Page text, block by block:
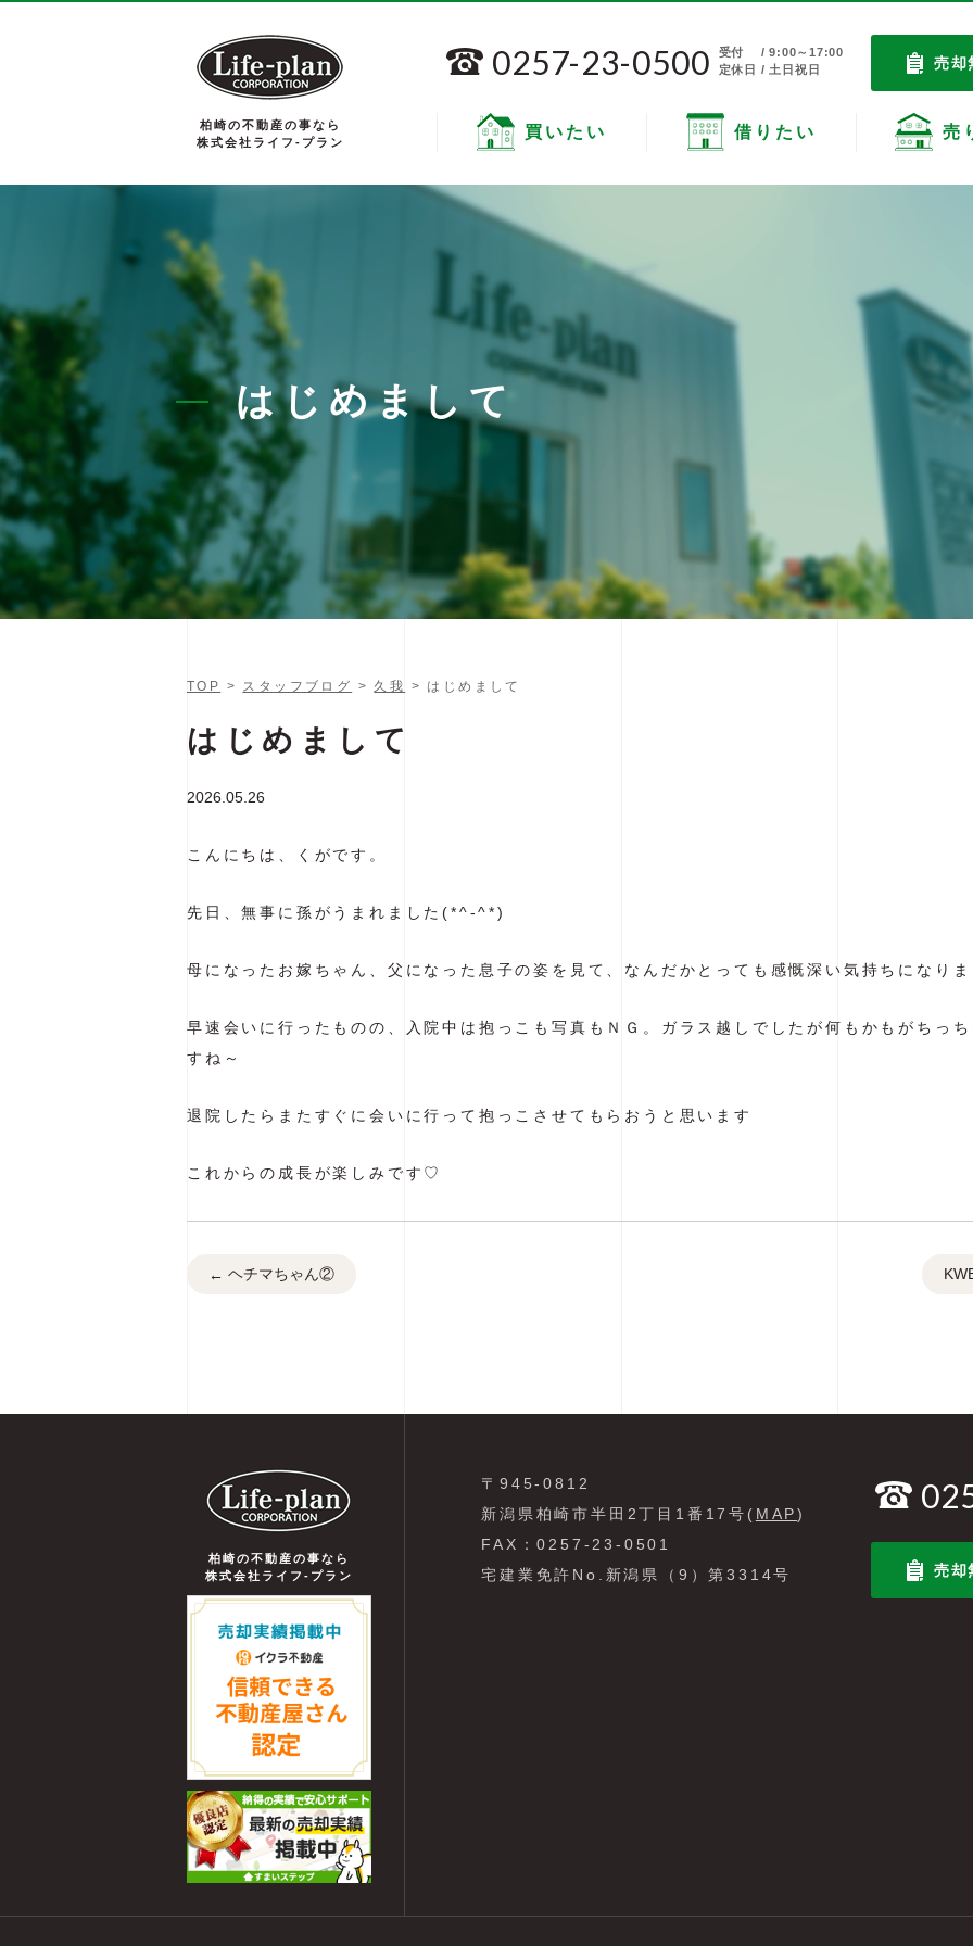
柏崎の不動産の事なら
株式会社ライフ-プラン
0257-23-0500 受付
/ 9:00～17:00
定休日 / 土日祝日
売却
買いたい 借りたい 売
はじめまして
TOP > スタッフブログ > 久我 > はじめまして
はじめまして
2026.05.26
こんにちは、くがです。
先日、無事に孫がうまれました(*^-^*)
母になったお嫁ちゃん、父になった息子の姿を見て、なんだかとっても感慨深い気持ちになり
早速会いに行ったものの、入院中は抱っこも写真もＮＧ。ガラス越しでしたが何もかもがちっ
すね～
退院したらまたすぐに会いに行って抱っこさせてもらおうと思います
これからの成長が楽しみです♡
← ヘチマちゃん②
柏崎の不動産の事なら
株式会社ライフ-プラン
〒945-0812
新潟県柏崎市半田2丁目1番17号( MAP)
FAX：0257-23-0501
宅建業免許No.新潟県（9）第3314号
売却